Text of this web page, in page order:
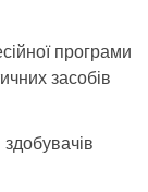
програми
засобів